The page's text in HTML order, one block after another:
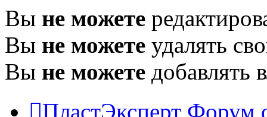
Вы не можете
Вы не можете удалять
Вы не можете добавлять
ПластЭксперт Форум